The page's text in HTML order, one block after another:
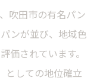
吹田市の有名パン
ンが並び、地域色
価されています。
としての地位確立